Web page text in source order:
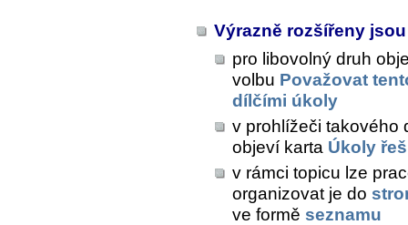
Výrazně rozšířeny
pro libovolný druh
volbu Považovat
dílčími úkoly
v prohlížeči takového
objeví karta Úkoly
v rámci topicu lze
organizovat je do
ve formě seznamu